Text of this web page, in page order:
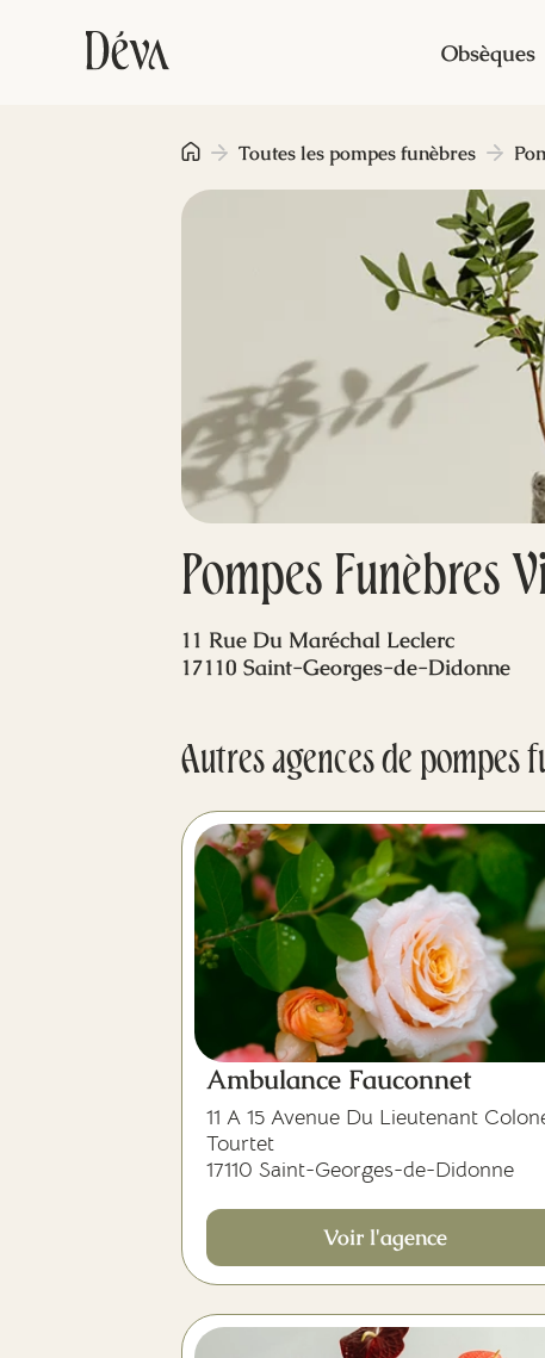
Obsèques
Pompes Funèbres
Toutes les pompes funèbres
11 Rue Du Maréchal Leclerc
17110 Saint-Georges-de-Didonne
Autres agences de pompes
Ambulance Fauconnet
11 A 15 Avenue Du Lieutenant
Tourtet
17110 Saint-Georges-de-Didonne
Voir l'agence